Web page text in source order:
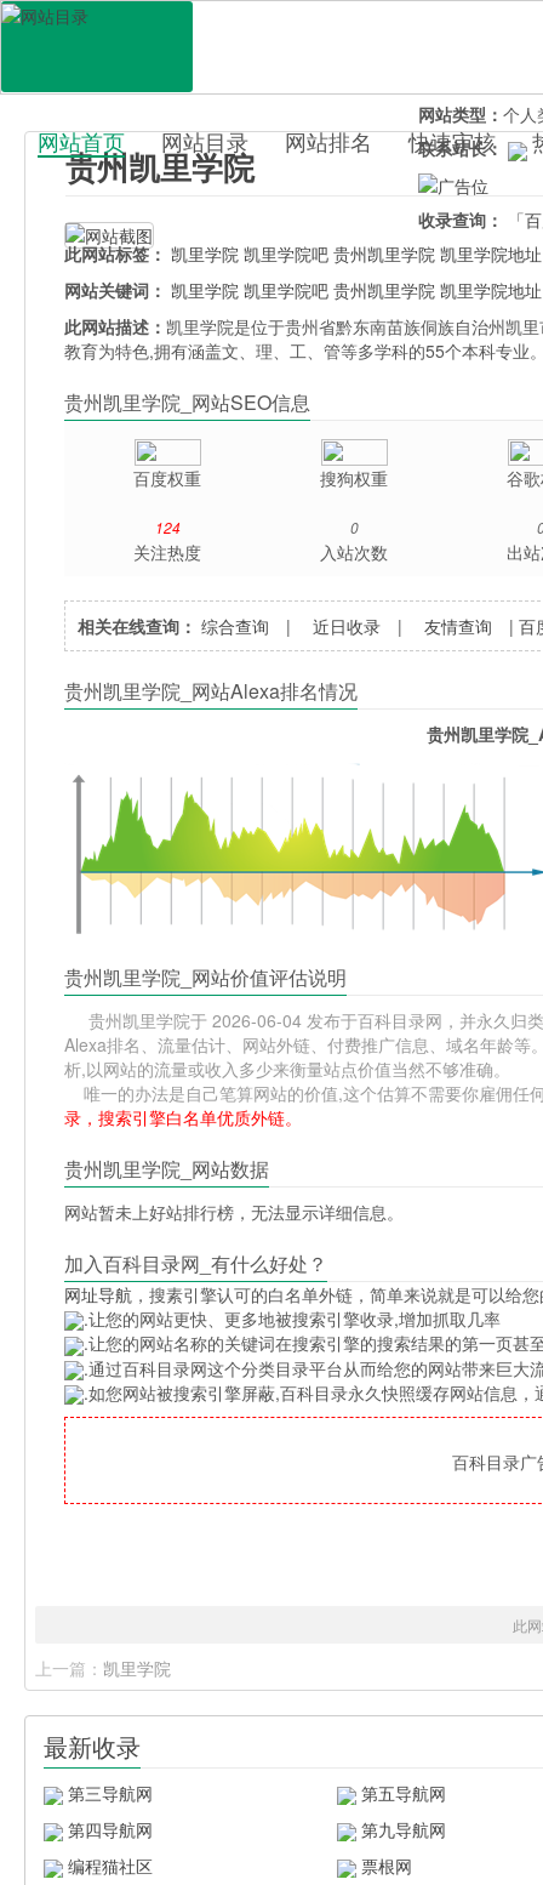
百科目录
网站首页 网站目录 网站排名 快速审核
贵州凯里学院
网站类型： 个人
联系站长：
收录查询：
「
此网站标签： 凯里学院 凯里学院吧 贵州凯里学院 凯里学院地址
网站关键词： 凯里学院 凯里学院吧 贵州凯里学院 凯里学院地址
此网站描述：凯里学院是位于贵州省黔东南苗族侗族自治州凯
教育为特色,拥有涵盖文、理、工、管等多学科的55个本科专业
贵州凯里学院_网站SEO信息
百度权重 搜狗权重 谷
124
关注热度
0
入站次数 出
相关在线查询： 综合查询 |近日收录 |友情查询 |百
贵州凯里学院_网站Alexa排名情况
贵州凯里学院
贵州凯里学院_网站价值评估说明
贵州凯里学院于 2026-06-04 发布于百科目录网，并永久归
Alexa排名、流量估计、网站外链、付费推广信息、域名年龄
析,以网站的流量或收入多少来衡量站点价值当然不够准确。
唯一的办法是自己笔算网站的价值,这个估算不需要你雇佣任
录，搜索引擎白名单优质外链。
贵州凯里学院_网站数据
网站暂未上好站排行榜，无法显示详细信息。
加入百科目录网_有什么好处？
网址导航 ，搜素引擎认可的白名单外链，简单来说就是可以给
.让您的网站更快、更多地被搜索引擎收录,增加抓取几率
.让您的网站名称的关键词在搜索引擎的搜索结果的第一页甚
.通过百科目录网这个分类目录平台从而给您的网站带来巨大
.如您网站被搜索引擎屏蔽,百科目录永久快照缓存网站信息
百科目录
此
上一篇： 凯里学院
最新收录
第三导航网
第五导航网
第四导航网
第九导航网
编程猫社区
票根网